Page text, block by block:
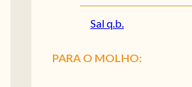
Sal q.b.
PARA O MOLHO: